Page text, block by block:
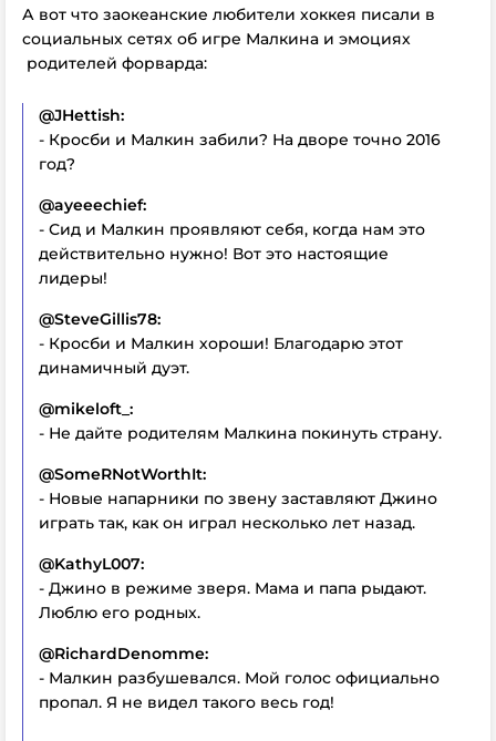
А вот что заокеанские любители хоккея писали в
социальных сетях об игре Малкина и эмоциях
родителей форварда:
@JHettish:
- Кросби и Малкин забили? На дворе точно 2016
год?
@ayeeechief:
- Сид и Малкин проявляют себя, когда нам это
действительно нужно! Вот это настоящие
лидеры!
@SteveGillis78:
- Кросби и Малкин хороши! Благодарю этот
динамичный дуэт.
@mikeloft_:
- Не дайте родителям Малкина покинуть страну.
@SomeRNotWorthIt:
- Новые напарники по звену заставляют Джино
играть так, как он играл несколько лет назад.
@KathyL007:
- Джино в режиме зверя. Мама и папа рыдают.
Люблю его родных.
@RichardDenomme:
- Малкин разбушевался. Мой голос официально
пропал. Я не видел такого весь год!